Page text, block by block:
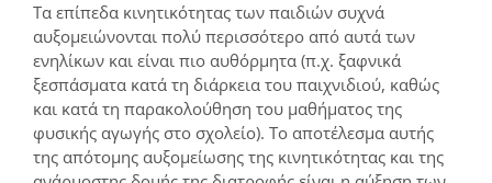
Τα επίπεδα κινητικότητας των παιδιών συχνά
αυξομειώνονται πολύ περισσότερο από αυτά των
ενηλίκων και είναι πιο αυθόρμητα (π.χ. ξαφνικά
ξεσπάσματα κατά τη διάρκεια του παιχνιδιού, καθώς
και κατά τη παρακολούθηση του μαθήματος της
φυσικής αγωγής στο σχολείο). Το αποτέλεσμα αυτής
της απότομης αυξομείωσης της κινητικότητας και της